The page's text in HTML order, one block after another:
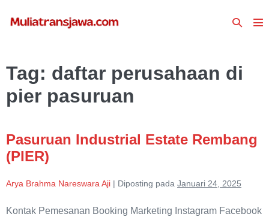
Toggle
Tag: daftar perusahaan di
pier pasuruan
Pasuruan Industrial Estate Rembang
(PIER)
Arya Brahma Nareswara Aji | Diposting pada Januari 24, 2025
Kontak Pemesanan Booking Marketing Instagram Facebook